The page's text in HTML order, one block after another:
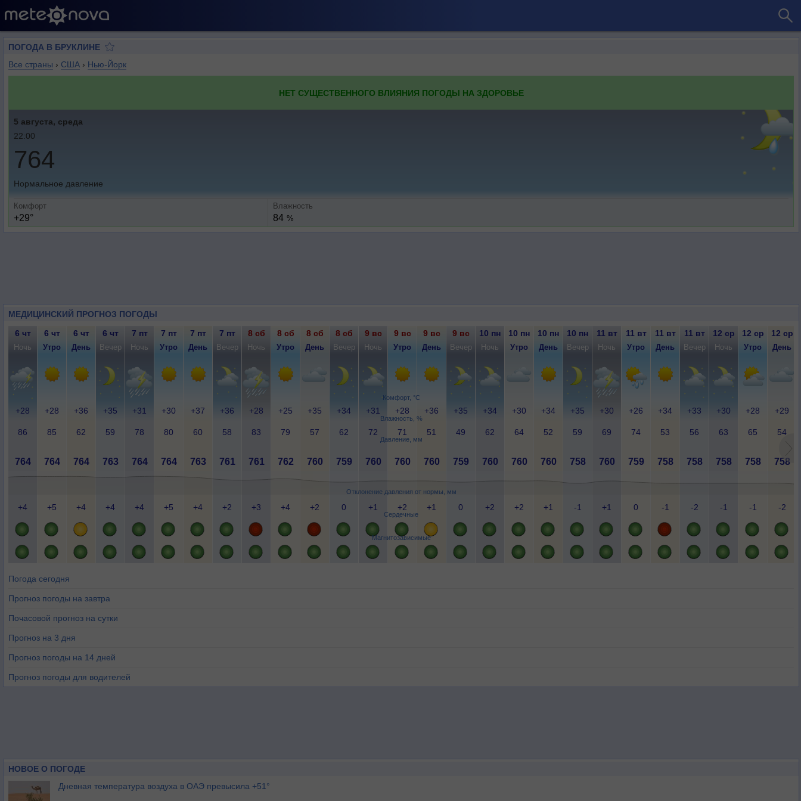
ПОГОДА В БРУКЛИНЕ
Все страны › США › Нью-Йорк
НЕТ СУЩЕСТВЕННОГО ВЛИЯНИЯ ПОГОДЫ НА ЗДОРОВЬЕ
5 августа, среда
22:00
764
Нормальное давление
Комфорт
+29°
Влажность
84 %
МЕДИЦИНСКИЙ ПРОГНОЗ ПОГОДЫ
Комфорт, °C
Влажность, %
Давление, мм
Отклонение давления от нормы, мм
Сердечные
Магнитозависимые
6 чт 6 чт 6 чт 6 чт 7 пт 7 пт 7 пт 7 пт 8 сб 8 сб 8 сб 8 сб 9 вс 9 вс 9 вс 9 вс 10 пн 10 пн 10 пн 10 пн 11 вт 11 вт 11 вт 11 вт 12 ср 12 ср 12 ср
Ночь Утро День Вечер Ночь Утро День Вечер Ночь Утро День Вечер Ночь Утро День Вечер Ночь Утро День Вечер Ночь Утро День Вечер Ночь Утро День
+28 +28 +36 +35 +31 +30 +37 +36 +28 +25 +35 +34 +31 +28 +36 +35 +34 +30 +34 +35 +30 +26 +34 +33 +30 +28 +29
86 85 62 59 78 80 60 58 83 79 57 62 72 71 51 49 62 64 52 59 69 74 53 56 63 65 54
764 764 764 763 764 764 763 761 761 762 760 759 760 760 760 759 760 760 760 758 760 759 758 758 758 758 758
+4 +5 +4 +4 +4 +5 +4 +2 +3 +4 +2 0 +1 +2 +1 0 +2 +2 +1 -1 +1 0 -1 -2 -1 -1 -2
Погода сегодня
Прогноз погоды на завтра
Почасовой прогноз на сутки
Прогноз на 3 дня
Прогноз погоды на 14 дней
Прогноз погоды для водителей
НОВОЕ О ПОГОДЕ
Дневная температура воздуха в ОАЭ превысила +51°